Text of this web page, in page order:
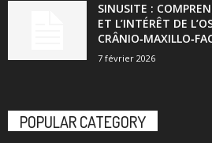
SINUSITE :
ET L’INTÉRÊT DE
7 février 2026
POPULAR CATEGORY